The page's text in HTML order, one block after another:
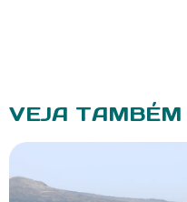
VEJA